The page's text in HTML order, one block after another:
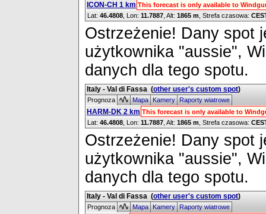
ICON-CH 1 km This forecast is only available to
Lat: 46.4808 , Lon: 11.7887 Alt: 1865 m , Strefa czasowa:
Ostrzeżenie! Dany spot
użytkownika "aussie",
danych dla tego spotu.
Italy - Val di Fassa (other user's custom spot)
Prognoza MapaKameryRaporty wiatrowe
HARM-DK 2 km This forecast is only available to
Lat: 46.4808 , Lon: 11.7887 Alt: 1865 m , Strefa czasowa:
Ostrzeżenie! Dany spot
użytkownika "aussie",
danych dla tego spotu.
Italy - Val di Fassa (other user's custom spot)
Prognoza MapaKameryRaporty wiatrowe